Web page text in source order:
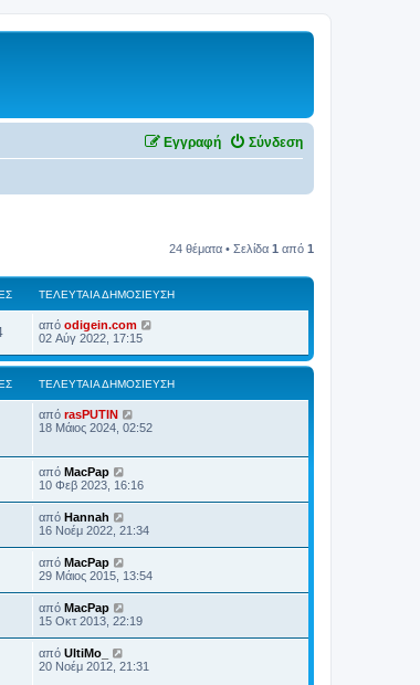
Σύνδεση
Εγγραφή
24 θέματα • Σελίδα 1 από 1
ΤΕΛΕΥΤΑΊΑ ΔΗΜΟΣΊΕΥΣΗ
από odigein.com
02 Αύγ 2022, 17:15
ΤΕΛΕΥΤΑΊΑ ΔΗΜΟΣΊΕΥΣΗ
από rasPUTIN
18 Μάιος 2024, 02:52
από MacPap
10 Φεβ 2023, 16:16
από Hannah
16 Νοέμ 2022, 21:34
από MacPap
29 Μάιος 2015, 13:54
από MacPap
15 Οκτ 2013, 22:19
από UltiMo_
20 Νοέμ 2012, 21:31